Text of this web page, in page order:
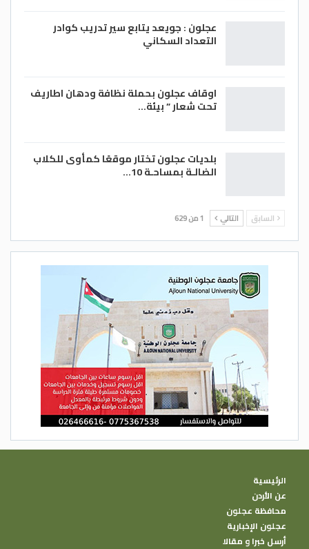
عجلون : جويعد يتابع سير تدريب كوادر
التعداد السكاني
اوقاف عجلون بحملة نظافة ودهان اطاريف
تحت شعار ” بيئة…
بلديات عجلون تختار موقعًا كمأوى للكلاب
الضالـة بمساحـة 10…
السابق التالي 1 من 629
الرئيسية
عن الأردن
محافظة عجلون
عجلون الإخبارية
أرسل خبرا و مقالا